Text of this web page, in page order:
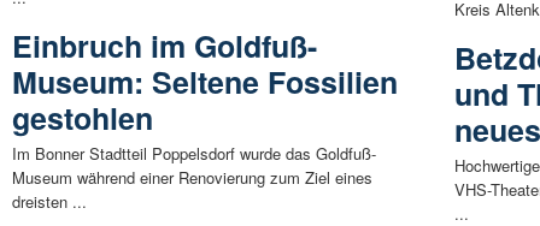
Einbruch im Goldfuß-
Museum: Seltene Fossilien
gestohlen
Im Bonner Stadtteil Poppelsdorf wurde das Goldfuß-
Museum während einer Renovierung zum Ziel eines
dreisten ...
Kreis
und
VHS-
...